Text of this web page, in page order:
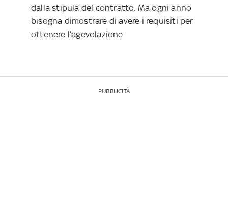
dalla stipula del contratto. Ma ogni anno
bisogna dimostrare di avere i requisiti per
ottenere l’agevolazione
PUBBLICITÀ